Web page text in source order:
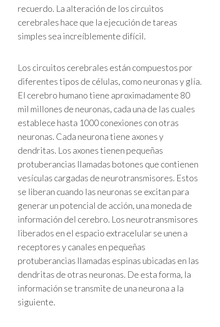
recuerdo. La alteración de los circuitos
cerebrales hace que la ejecución de tareas
simples sea increíblemente difícil.
Los circuitos cerebrales están compuestos por
diferentes tipos de células, como neuronas y glía.
El cerebro humano tiene aproximadamente 80
mil millones de neuronas, cada una de las cuales
establece hasta 1000 conexiones con otras
neuronas. Cada neurona tiene axones y
dendritas. Los axones tienen pequeñas
protuberancias llamadas botones que contienen
vesículas cargadas de neurotransmisores. Estos
se liberan cuando las neuronas se excitan para
generar un potencial de acción, una moneda de
información del cerebro. Los neurotransmisores
liberados en el espacio extracelular se unen a
receptores y canales en pequeñas
protuberancias llamadas espinas ubicadas en las
dendritas de otras neuronas. De esta forma, la
información se transmite de una neurona a la
siguiente.